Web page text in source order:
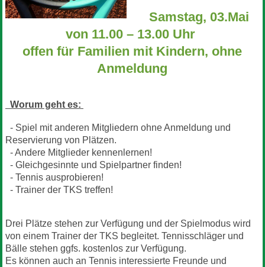
Samstag, 03.Mai
von 11.00 – 13.00 Uhr
offen für Familien mit Kindern, ohne
Anmeldung
Worum geht es:
- Spiel mit anderen Mitgliedern ohne Anmeldung und
Reservierung von Plätzen.
- Andere Mitglieder kennenlernen!
- Gleichgesinnte und Spielpartner finden!
- Tennis ausprobieren!
- Trainer der TKS treffen!
Drei Plätze stehen zur Verfügung und der Spielmodus wird
von einem Trainer der TKS begleitet. Tennisschläger und
Bälle stehen ggfs. kostenlos zur Verfügung.
Es können auch an Tennis interessierte Freunde und